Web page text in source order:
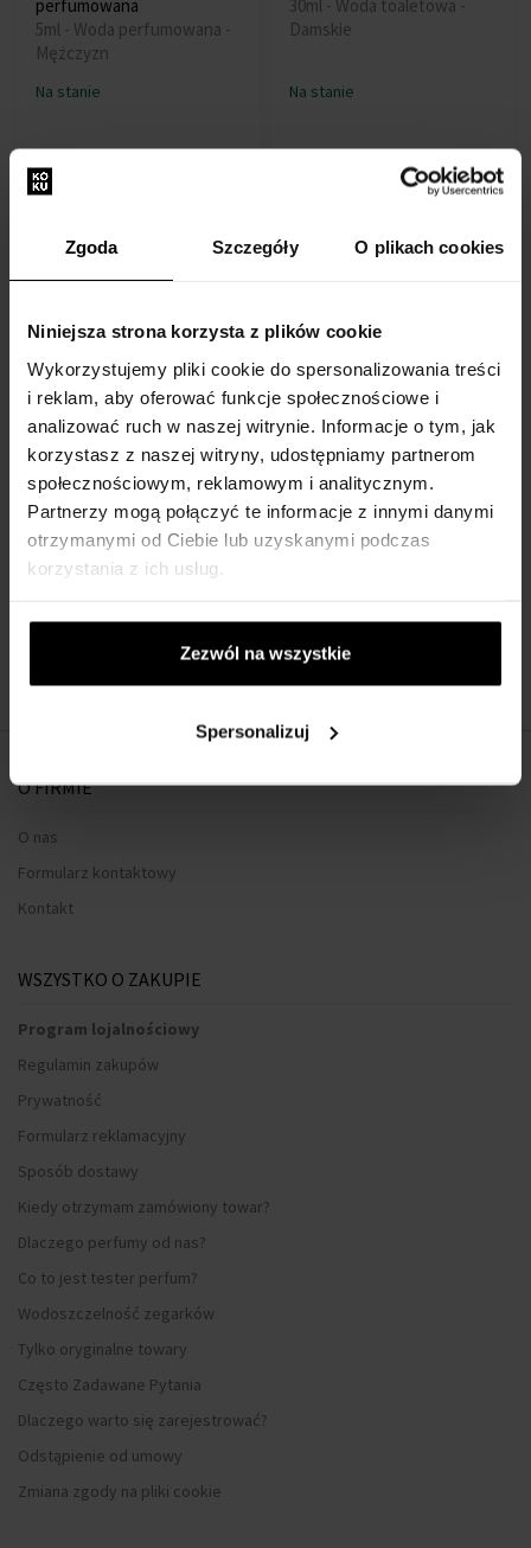
Zgoda Szczegóły O plikach cookies
Niniejsza strona korzysta z plików cookie
Wykorzystujemy pliki cookie do spersonalizowania treści
i reklam, aby oferować funkcje społecznościowe i
analizować ruch w naszej witrynie. Informacje o tym, jak
korzystasz z naszej witryny, udostępniamy partnerom
społecznościowym, reklamowym i analitycznym.
Partnerzy mogą połączyć te informacje z innymi danymi
otrzymanymi od Ciebie lub uzyskanymi podczas
korzystania z ich usług.
Zezwól na wszystkie
Spersonalizuj
perfumowana
5ml - Woda perfumowana -
Mężczyzn
Na stanie
30ml - Woda toaletowa -
Damskie
Na stanie
Missoni Wave Pour Homme
Woda toaletowa
100ml - Woda toaletowa -
Mężczyzn
Na stanie
152,00 zł
1
O FIRMIE
O nas
Formularz kontaktowy
Kontakt
WSZYSTKO O ZAKUPIE
Program lojalnościowy
Regulamin zakupów
Prywatność
Formularz reklamacyjny
Sposób dostawy
Kiedy otrzymam zamówiony towar?
Dlaczego perfumy od nas?
Co to jest tester perfum?
Wodoszczelność zegarków
Tylko oryginalne towary
Często Zadawane Pytania
Dlaczego warto się zarejestrować?
Odstąpienie od umowy
Zmiana zgody na pliki cookie